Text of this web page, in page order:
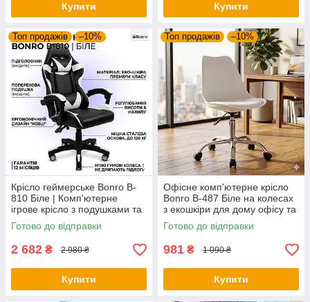
Купити Купити
Топ продажів –10%
Крісло геймерське Bonro B-
810 Біле | Комп'ютерне
ігрове крісло з подушками та
відкидною спинкою
Готово до відправки
2 682 ₴ 2 980 ₴
Купити
Топ продажів –10%
Офісне комп'ютерне крісло
Bonro B-487 Біле на колесах
з екошкіри для дому офісу та
салону
Готово до відправки
981 ₴ 1 090 ₴
Купити